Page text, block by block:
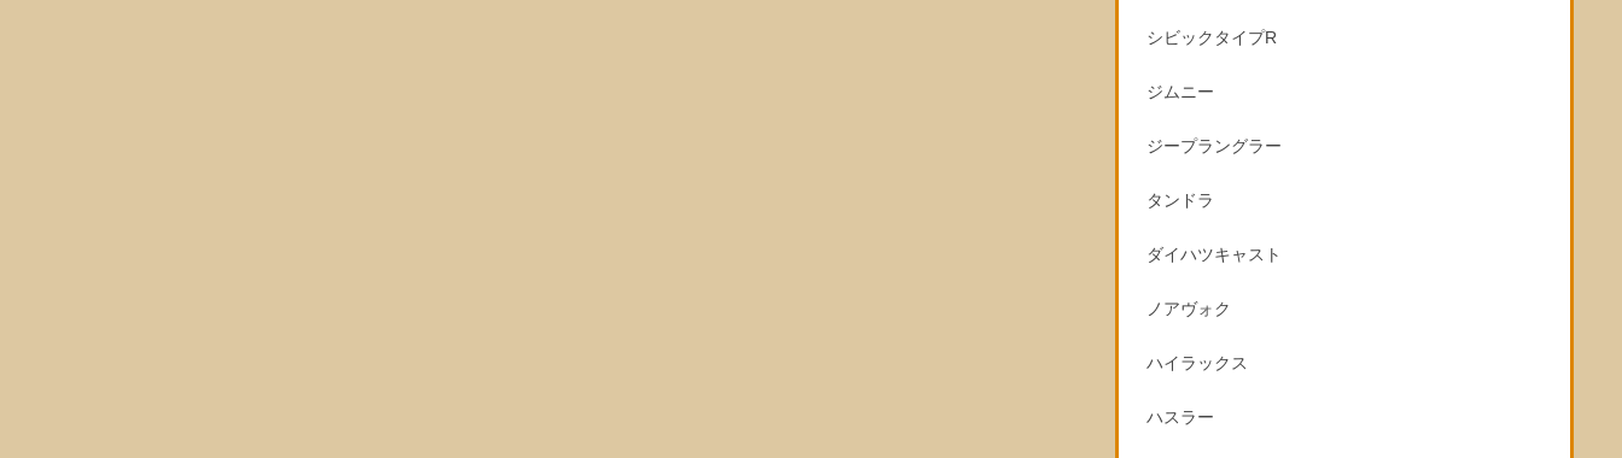
シビックタイプR
ジムニー
ジープラングラー
タンドラ
ダイハツキャスト
ノアヴォク
ハイラックス
ハスラー